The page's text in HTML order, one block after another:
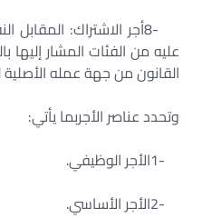
8-أجر الاشتراك:
القانون من جهة عمله الأصلية
وتحدد عناصر الأجربما يأتي:
1-الأجر الوظيفي.
2-الأجر الأساسي.